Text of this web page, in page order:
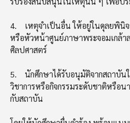
4. เหตุจำเป็นอื่น ให้อยู่ในดุลยพินิจ
หรือหัวหน้าศูนย์ภาษาพระจอมเกล้า
ศิลปศาสตร์
5. นักศึกษาได้รับอนุมัติจากสถาบัน
วิชาการหรือกิจกรรมระดับชาติหรือน
กับสถาบัน